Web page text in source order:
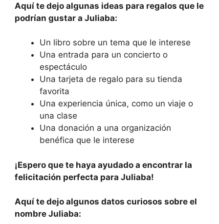
Aquí te dejo algunas ideas para regalos que le
podrían gustar a Juliaba:
Un libro sobre un tema que le interese
Una entrada para un concierto o
espectáculo
Una tarjeta de regalo para su tienda
favorita
Una experiencia única, como un viaje o
una clase
Una donación a una organización
benéfica que le interese
¡Espero que te haya ayudado a encontrar la
felicitación perfecta para Juliaba!
Aquí te dejo algunos datos curiosos sobre el
nombre Juliaba: